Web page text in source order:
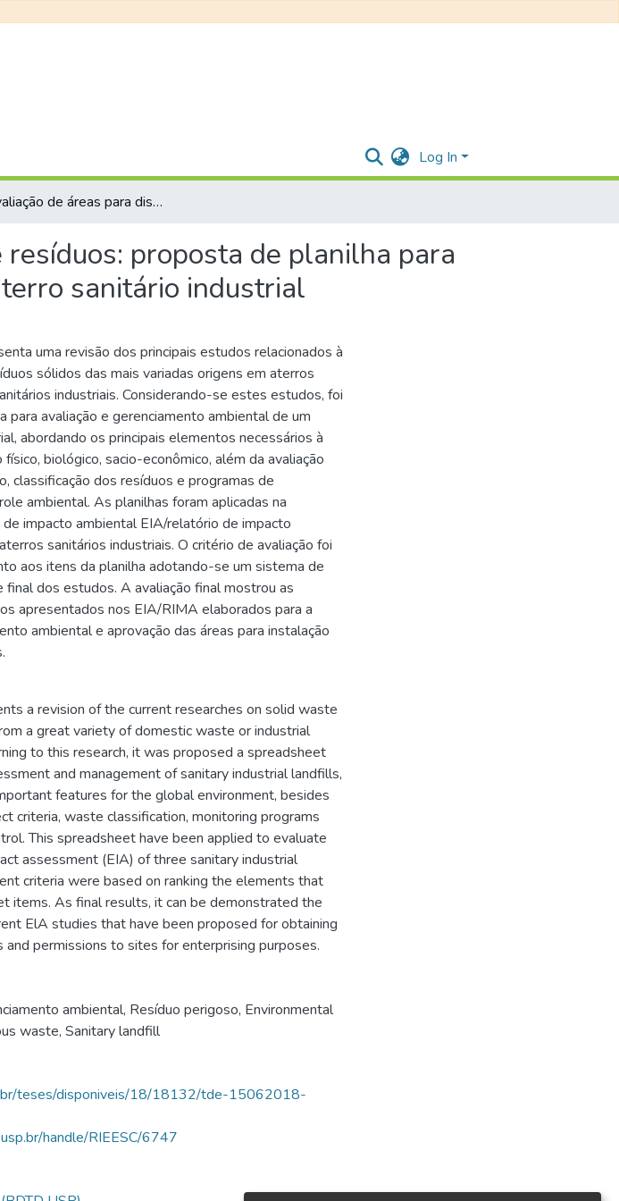
Log In
Avaliação de áreas para disposição de resíduos: proposta de planilha para gerenciamento ambiental aplicado a aterro sanitário industrial
proposta de planilha para
sanitário industrial
uma revisão dos principais estudos relacionados à
sólidos das mais variadas origens em aterros
industriais. Considerando-se estes estudos, foi
para avaliação e gerenciamento ambiental de um
abordando os principais elementos necessários à
biológico, sacio-econômico, além da avaliação
classificação dos resíduos e programas de
ambiental. As planilhas foram aplicadas na
impacto ambiental EIA/relatório de impacto
sanitários industriais. O critério de avaliação foi
aos itens da planilha adotando-se um sistema de
final dos estudos. A avaliação final mostrou as
apresentados nos EIA/RIMA elaborados para a
ambiental e aprovação das áreas para instalação
a revision of the current researches on solid waste
a great variety of domestic waste or industrial
to this research, it was proposed a spreadsheet
and management of sanitary industrial landfills,
features for the global environment, besides
criteria, waste classification, monitoring programs
This spreadsheet have been applied to evaluate
assessment (EIA) of three sanitary industrial
criteria were based on ranking the elements that
items. As final results, it can be demonstrated the
ElA studies that have been proposed for obtaining
and permissions to sites for enterprising purposes.
ambiental, Resíduo perigoso, Environmental
waste, Sanitary landfill
teses/disponiveis/18/18132/tde-15062018-
handle/RIEESC/6747